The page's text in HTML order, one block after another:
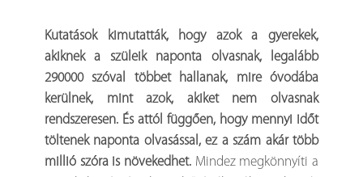
Kutatások kimutatták, hogy azok a gyerekek,
akiknek a szüleik naponta olvasnak, legalább
290000 szóval többet hallanak, mire óvodába
kerülnek, mint azok, akiket nem olvasnak
rendszeresen. És attól függően, hogy mennyi időt
töltenek naponta olvasással, ez a szám akár több
millió szóra is növekedhet. Mindez megkönnyíti a